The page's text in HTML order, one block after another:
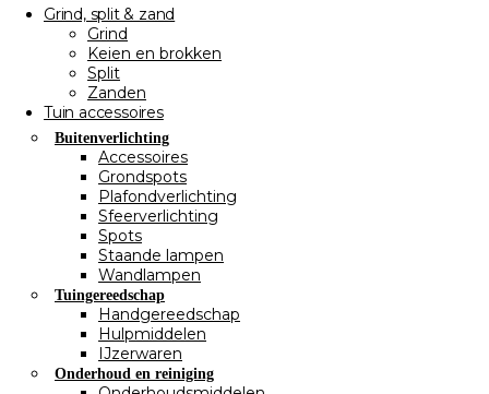
Grind, split & zand
Grind
Keien en brokken
Split
Zanden
Tuin accessoires
Buitenverlichting
Accessoires
Grondspots
Plafondverlichting
Sfeerverlichting
Spots
Staande lampen
Wandlampen
Tuingereedschap
Handgereedschap
Hulpmiddelen
IJzerwaren
Onderhoud en reiniging